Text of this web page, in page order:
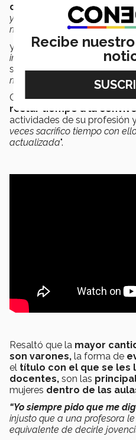
diferencia
Yo veo a
y tienen carreras
mía, ¿Por qué?".
y continuó: "A mi hijo un día
investigadora que admiro y
se
sorprendió de la
me dijo pero ella no tiene
Comenta la profesora que
restar tiempo a la
actividades de su profesión
veces sacrifico tiempo con
actualizada".
Resaltó que la mayor
son varones, la forma de
el título con el que se les
docentes, son las
mujeres dentro de las
“Yo siempre pido que me
injusto que a una profesora le
equivalente de decirle
Recibe